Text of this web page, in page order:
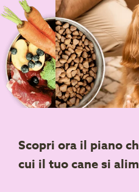
Scopri ora il piano
cui il tuo cane si